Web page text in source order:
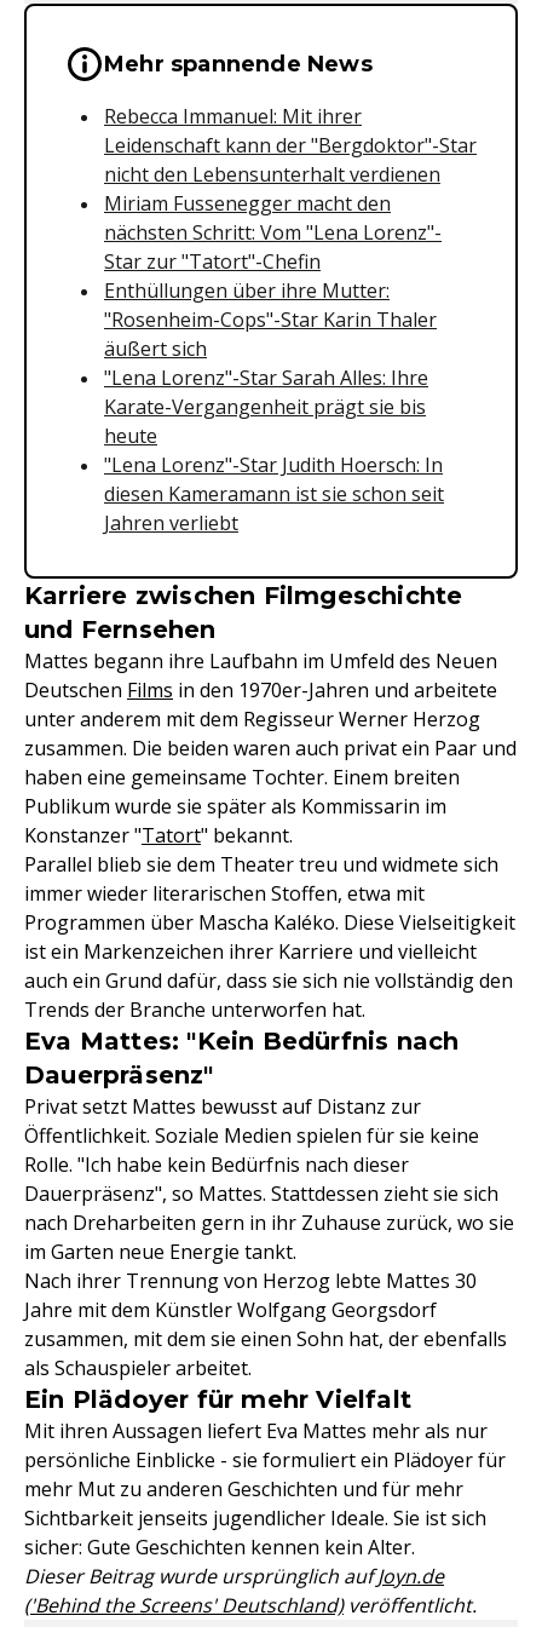
Wichtige Hinweise &
Mehr spannende News
Rebecca Immanuel: Mit ihrer
Leidenschaft kann der "Bergdoktor"-Star
nicht den Lebensunterhalt verdienen
Miriam Fussenegger macht den
nächsten Schritt: Vom "Lena Lorenz"-
Star zur "Tatort"-Chefin
Enthüllungen über ihre Mutter:
"Rosenheim-Cops"-Star Karin Thaler
äußert sich
"Lena Lorenz"-Star Sarah Alles: Ihre
Karate-Vergangenheit prägt sie bis
heute
"Lena Lorenz"-Star Judith Hoersch: In
diesen Kameramann ist sie schon seit
Jahren verliebt
Karriere zwischen Filmgeschichte
und Fernsehen
Mattes begann ihre Laufbahn im Umfeld des Neuen
Deutschen Films in den 1970er-Jahren und arbeitete
unter anderem mit dem Regisseur Werner Herzog
zusammen. Die beiden waren auch privat ein Paar und
haben eine gemeinsame Tochter. Einem breiten
Publikum wurde sie später als Kommissarin im
Konstanzer "Tatort" bekannt.
Parallel blieb sie dem Theater treu und widmete sich
immer wieder literarischen Stoffen, etwa mit
Programmen über Mascha Kaléko. Diese Vielseitigkeit
ist ein Markenzeichen ihrer Karriere und vielleicht
auch ein Grund dafür, dass sie sich nie vollständig den
Trends der Branche unterworfen hat.
Eva Mattes: "Kein Bedürfnis nach
Dauerpräsenz"
Privat setzt Mattes bewusst auf Distanz zur
Öffentlichkeit. Soziale Medien spielen für sie keine
Rolle. "Ich habe kein Bedürfnis nach dieser
Dauerpräsenz", so Mattes. Stattdessen zieht sie sich
nach Dreharbeiten gern in ihr Zuhause zurück, wo sie
im Garten neue Energie tankt.
Nach ihrer Trennung von Herzog lebte Mattes 30
Jahre mit dem Künstler Wolfgang Georgsdorf
zusammen, mit dem sie einen Sohn hat, der ebenfalls
als Schauspieler arbeitet.
Ein Plädoyer für mehr Vielfalt
Mit ihren Aussagen liefert Eva Mattes mehr als nur
persönliche Einblicke - sie formuliert ein Plädoyer für
mehr Mut zu anderen Geschichten und für mehr
Sichtbarkeit jenseits jugendlicher Ideale. Sie ist sich
sicher: Gute Geschichten kennen kein Alter.
Dieser Beitrag wurde ursprünglich aufJoyn.de
('Behind the Screens' Deutschland)veröffentlicht.